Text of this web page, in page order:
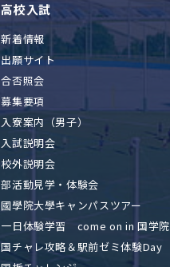
高校入試
新着情報
出願サイト
合否照会
募集要項
入寮案内（男子）
入試説明会
校外説明会
部活動見学・体験会
國學院大學キャンパスツアー
一日体験学習 come on in 国学院
国チャレ攻略＆駅前ゼミ体験Day